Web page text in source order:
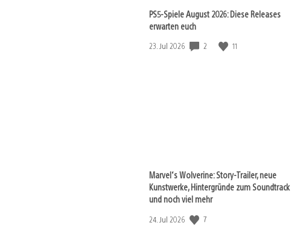
PS5-Spiele August 2026: Diese Releases
erwarten euch
Veröffentlichungsdatum:
23. Jul 2026 2 11
Marvel‘s Wolverine: Story-Trailer, neue
Kunstwerke, Hintergründe zum Soundtrack
und noch viel mehr
Veröffentlichungsdatum:
24. Jul 2026 7